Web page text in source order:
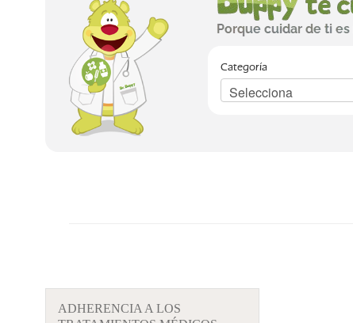
Categoría
ADHERENCIA A LOS